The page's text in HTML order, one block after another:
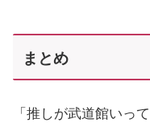
まとめ
「推しが武道館いっ